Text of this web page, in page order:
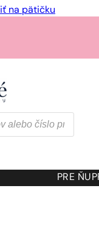
na pätičku
PRE ŇU